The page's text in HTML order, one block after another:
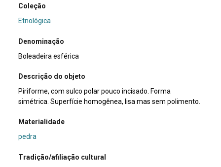
Coleção
Etnológica
Denominação
Boleadeira esférica
Descrição do objeto
Piriforme, com sulco polar pouco incisado. Forma
simétrica. Superfície homogênea, lisa mas sem polimento.
Materialidade
pedra
Tradição/afiliação cultural